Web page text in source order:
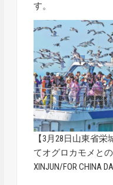
す。
【3月28日山東省
てオグロカモメと
XINJUN/FOR CHINA